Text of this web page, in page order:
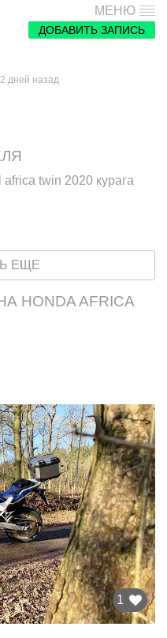
МЕНЮ
ДОБАВИТЬ ЗАПИСЬ
дней назад
africa twin 2020 курага
ЕЩЕ
AFRICA
1